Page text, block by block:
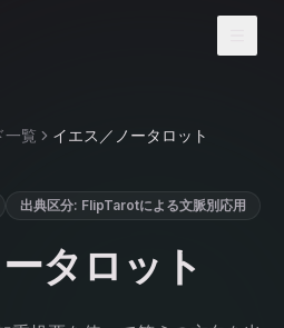
一覧 イエス／ノータロット
出典区分: FlipTarotによる文脈別応用
タロット